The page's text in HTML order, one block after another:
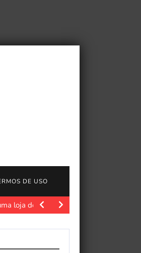
DE USO
loja de cartões local em Alberta,…